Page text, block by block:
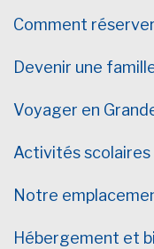
Comment
Devenir une
Voyager en
Activités scolaires
Notre
Hébergement et